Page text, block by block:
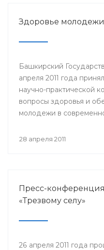
Здоровье
Башкирский
апреля 2011 года
научно-практической
вопросы здоровья и
молодежи в
28 апреля 2011
Пресс-
«Трезвому селу»
26 апреля 2011 года